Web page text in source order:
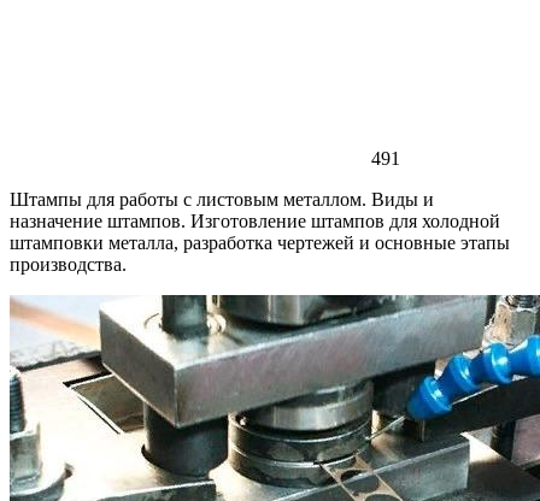
491
Штампы для работы с листовым металлом. Виды и
назначение штампов. Изготовление штампов для холодной
штамповки металла, разработка чертежей и основные этапы
производства.